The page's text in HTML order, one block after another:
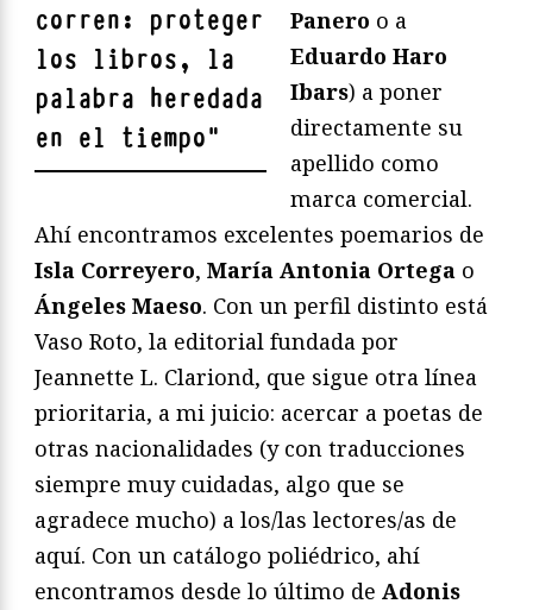
corren: proteger
los libros, la
palabra heredada
en el tiempo"
Panero o a
Eduardo Haro
Ibars) a poner
directamente su
apellido como
marca comercial.
Ahí encontramos excelentes poemarios de
Isla Correyero, María Antonia Ortega o
Ángeles Maeso. Con un perfil distinto está
Vaso Roto, la editorial fundada por
Jeannette L. Clariond, que sigue otra línea
prioritaria, a mi juicio: acercar a poetas de
otras nacionalidades (y con traducciones
siempre muy cuidadas, algo que se
agradece mucho) a los/las lectores/as de
aquí. Con un catálogo poliédrico, ahí
encontramos desde lo último de Adonis